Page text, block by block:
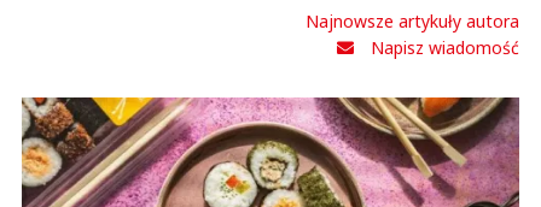
Najnowsze artykuły autora
Napisz wiadomość